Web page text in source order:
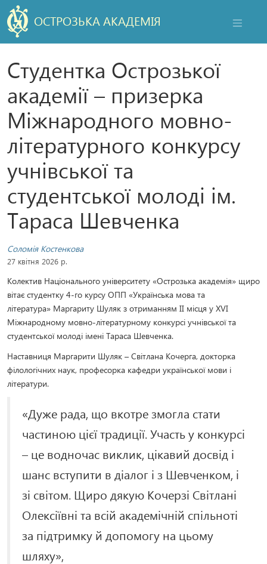
ОСТРОЗЬКА АКАДЕМІЯ
Студентка Острозької
академії – призерка
Міжнародного мовно-
літературного конкурсу
учнівської та
студентської молоді ім.
Тараса Шевченка
Соломія Костенкова
27 квітня 2026 р.
Колектив Національного університету «Острозька академія» щиро
вітає студентку 4-го курсу ОПП «Українська мова та
література» Маргариту Шуляк з отриманням ІІ місця у ХVІ
Міжнародному мовно-літературному конкурсі учнівської та
студентської молоді імені Тараса Шевченка.
Наставниця Маргарити Шуляк – Світлана Кочерга, докторка
філологічних наук, професорка кафедри української мови і
літератури.
«Дуже рада, що вкотре змогла стати
частиною цієї традиції. Участь у конкурсі
– це водночас виклик, цікавий досвід і
шанс вступити в діалог і з Шевченком, і
зі світом. Щиро дякую Кочерзі Світлані
Олексіївні та всій академічній спільноті
за підтримку й допомогу на цьому
шляху»,